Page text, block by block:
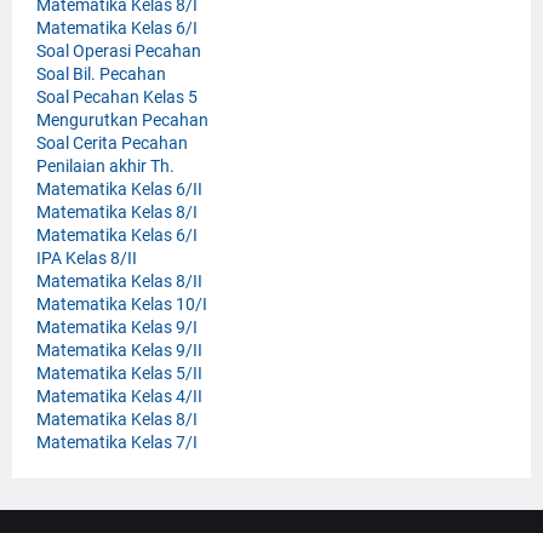
Matematika Kelas 8/I
Matematika Kelas 6/I
Soal Operasi Pecahan
Soal Bil. Pecahan
Soal Pecahan Kelas 5
Mengurutkan Pecahan
Soal Cerita Pecahan
Penilaian akhir Th.
Matematika Kelas 6/II
Matematika Kelas 8/I
Matematika Kelas 6/I
IPA Kelas 8/II
Matematika Kelas 8/II
Matematika Kelas 10/I
Matematika Kelas 9/I
Matematika Kelas 9/II
Matematika Kelas 5/II
Matematika Kelas 4/II
Matematika Kelas 8/I
Matematika Kelas 7/I